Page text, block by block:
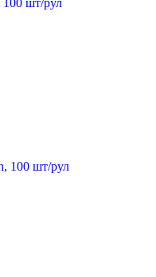
100 шт/рул